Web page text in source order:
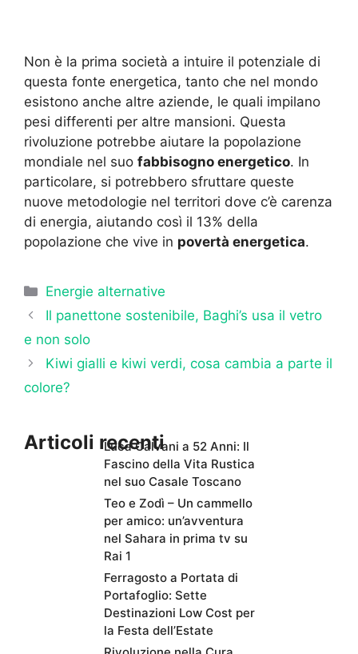
Non è la prima società a intuire il potenziale di
questa fonte energetica, tanto che nel mondo
esistono anche altre aziende, le quali impilano
pesi differenti per altre mansioni. Questa
rivoluzione potrebbe aiutare la popolazione
mondiale nel suo fabbisogno energetico. In
particolare, si potrebbero sfruttare queste
nuove metodologie nel territori dove c’è carenza
di energia, aiutando così il 13% della
popolazione che vive in povertà energetica.
Categorie
Energie alternative
Il panettone sostenibile, Baghi’s usa il vetro
e non solo
Kiwi gialli e kiwi verdi, cosa cambia a parte il
colore?
Articoli recentiLuca Calvani a 52 Anni: Il
Fascino della Vita Rustica
nel suo Casale Toscano
Teo e Zodì – Un cammello
per amico: un’avventura
nel Sahara in prima tv su
Rai 1
Ferragosto a Portata di
Portafoglio: Sette
Destinazioni Low Cost per
la Festa dell’Estate